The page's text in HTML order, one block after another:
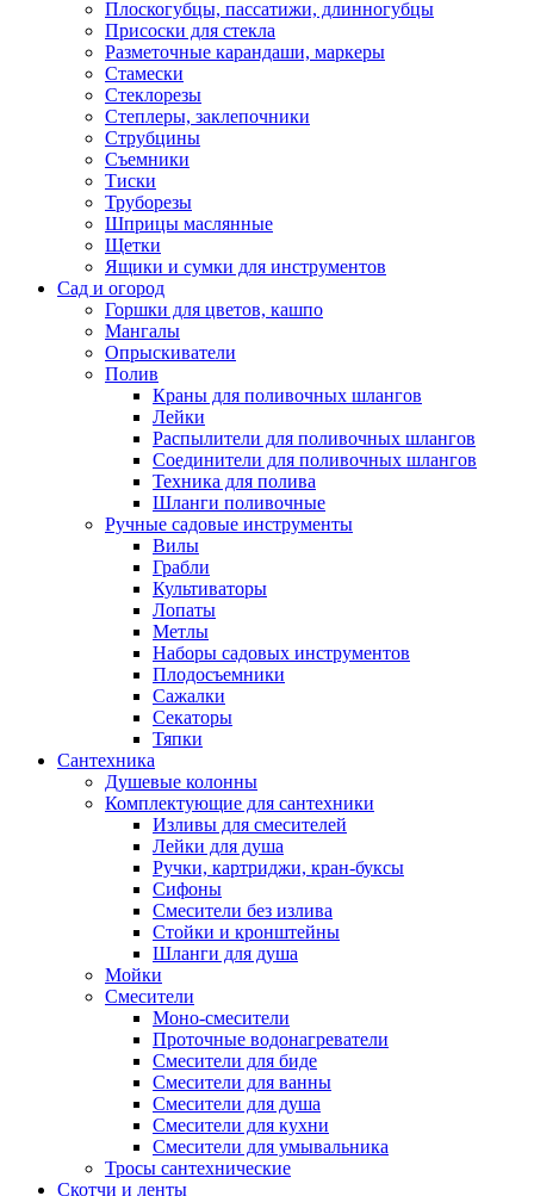
Плоскогубцы, пассатижи, длинногубцы
Присоски для стекла
Разметочные карандаши, маркеры
Стамески
Стеклорезы
Степлеры, заклепочники
Струбцины
Съемники
Тиски
Труборезы
Шприцы маслянные
Щетки
Ящики и сумки для инструментов
Сад и огород
Горшки для цветов, кашпо
Мангалы
Опрыскиватели
Полив
Краны для поливочных шлангов
Лейки
Распылители для поливочных шлангов
Соединители для поливочных шлангов
Техника для полива
Шланги поливочные
Ручные садовые инструменты
Вилы
Грабли
Культиваторы
Лопаты
Метлы
Наборы садовых инструментов
Плодосъемники
Сажалки
Секаторы
Тяпки
Сантехника
Душевые колонны
Комплектующие для сантехники
Изливы для смесителей
Лейки для душа
Ручки, картриджи, кран-буксы
Сифоны
Смесители без излива
Стойки и кронштейны
Шланги для душа
Мойки
Смесители
Моно-смесители
Проточные водонагреватели
Смесители для биде
Смесители для ванны
Смесители для душа
Смесители для кухни
Смесители для умывальника
Тросы сантехнические
Скотчи и ленты